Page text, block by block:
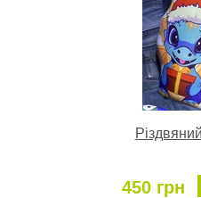
450 грн